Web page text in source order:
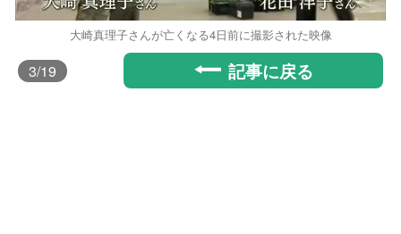
大崎真理子さんが亡くなる4日前に撮影された映像
3/19 記事に戻る